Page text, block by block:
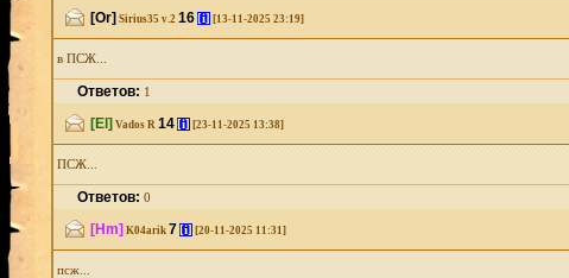
[Or] Sirius35 v.2 16 [i] [13-11-2025 23:19]
в ПСЖ...
Ответов:1
[El] Vados R 14 [i] [23-11-2025 13:38]
ПСЖ...
Ответов:0
[Hm] K04arik 7 [i] [20-11-2025 11:31]
псж...